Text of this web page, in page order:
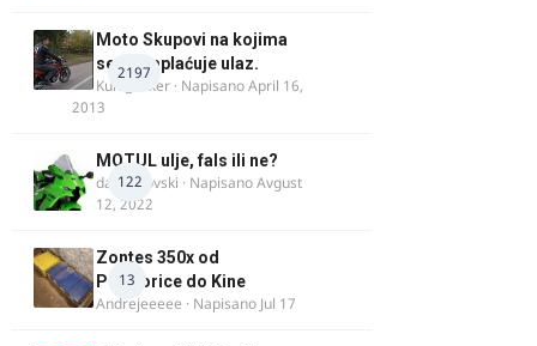
2197
Moto Skupovi na kojima
se ne naplaćuje ulaz.
Kum_Mixer · NapisanoApril 16,
2013
122
MOTUL ulje, fals ili ne?
dalipopovski · NapisanoAvgust
12, 2022
13
Zontes 350x od
Podgorice do Kine
Andrejeeeee · Napisano Jul 17